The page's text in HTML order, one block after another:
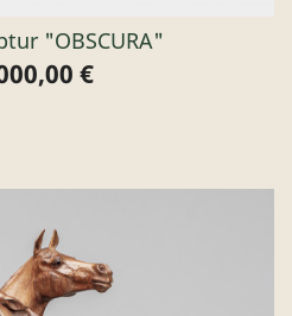
"OBSCURA"
€